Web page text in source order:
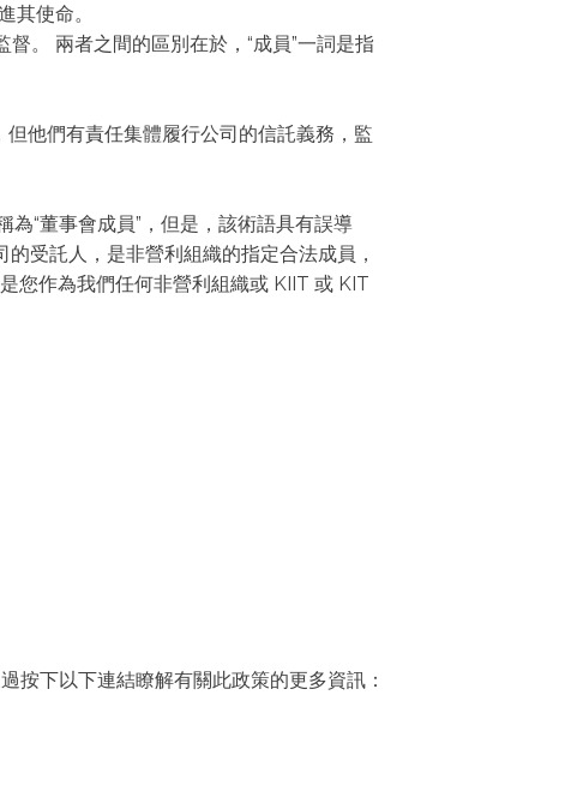
其使命。
。 兩者之間的區別在於，“成員”一詞是指
他們有責任集體履行公司的信託義務，監
“董事會成員”，但是，該術語具有誤導
受託人，是非營利組織的指定合法成員，
您作為我們任何非營利組織或 KIIT 或 KIT
按下以下連結瞭解有關此政策的更多資訊：